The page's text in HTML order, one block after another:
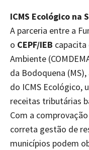
ICMS Ecológico na
A parceria entre a
o CEPF/IEB capacita
Ambiente
da Bodoquena
do ICMS Ecológico,
receitas tributárias
Com a
correta gestão de
municípios podem